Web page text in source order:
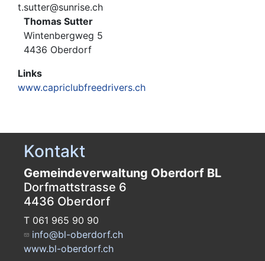
t.sutter@sunrise.ch
Thomas Sutter
Wintenbergweg 5
4436 Oberdorf
Links
www.capriclubfreedrivers.ch
Kontakt
Gemeindeverwaltung Oberdorf BL
Dorfmattstrasse 6
4436 Oberdorf
T 061 965 90 90
info@bl-oberdorf.ch
www.bl-oberdorf.ch